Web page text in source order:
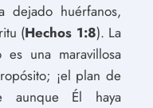
huérfanos,
(Hechos 1:8). La
una maravillosa
¡el plan de
aunque Él haya